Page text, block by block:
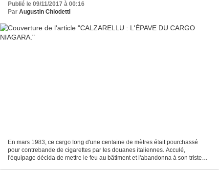
Publié le 09/11/2017 à 00:16
Par Augustin Chiodetti
En mars 1983, ce cargo long d'une centaine de mètres était pourchassé
pour contrebande de cigarettes par les douanes italiennes. Acculé,
l'équipage décida de mettre le feu au bâtiment et l'abandonna à son triste